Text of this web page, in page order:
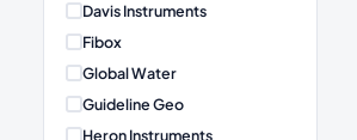
Davis Instruments
Fibox
Global Water
Guideline Geo
Heron Instruments